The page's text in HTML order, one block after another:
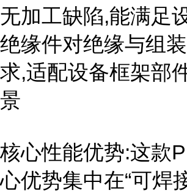
无加工缺陷,能满足
绝缘件对绝缘与组
求,适配设备框架部
景
核心性能优势:这款
心优势集中在“可焊